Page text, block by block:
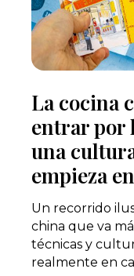
La cocina
entrar por
una
empieza
Un recorrido
china que va
técnicas y
realmente en